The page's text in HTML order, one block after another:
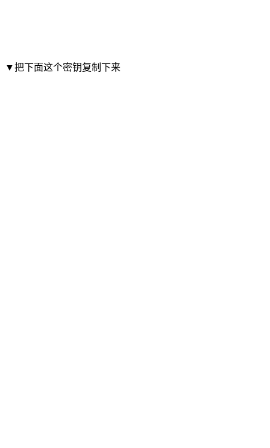
▼把下面这个密钥复制下来